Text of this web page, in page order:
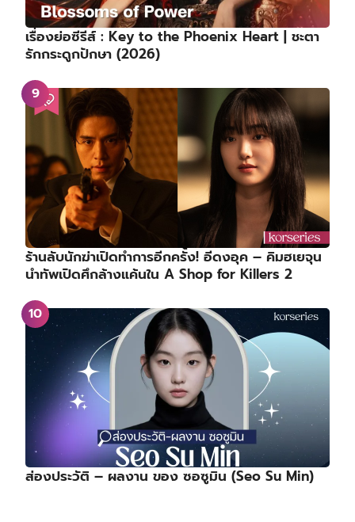
เรื่องย่อซีรีส์ : Key to the Phoenix Heart | ชะตา
รักกระดูกปักษา (2026)
ร้านลับนักฆ่าเปิดทำการอีกครั้ง! อีดงอุค – คิมฮเยจุน
นำทัพเปิดศึกล้างแค้นใน A Shop for Killers 2
ส่องประวัติ – ผลงาน ของ ซอซูมิน (Seo Su Min)